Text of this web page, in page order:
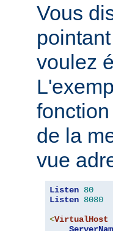
Vous
voulez
de la
vue
Listen 80
Listen 8080
<VirtualHost